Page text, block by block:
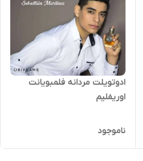
ادوتویلت مردانه فلمبویانت
اوریفلیم
ناموجود